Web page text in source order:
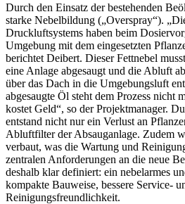
Durch den Einsatz der bestehenden
starke Nebelbildung („Overspray“).
Druckluftsystems haben beim
Umgebung mit dem eingesetzten
berichtet Deibert. Dieser Fettnebel
eine Anlage abgesaugt und die Abluft
über das Dach in die Umgebungsluft
abgesaugte Öl steht dem Prozess nicht
kostet Geld“, so der Projektmanager.
entstand nicht nur ein Verlust an
Abluftfilter der Absauganlage. Zudem
verbaut, was die Wartung und
zentralen Anforderungen an die neue
deshalb klar definiert: ein nebelarmes
kompakte Bauweise, bessere Service-
Reinigungsfreundlichkeit.